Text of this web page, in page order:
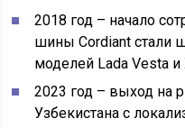
2018 год – начало
шины Cordiant стали
моделей Lada Vesta и
2023 год – выход на
Узбекистана с